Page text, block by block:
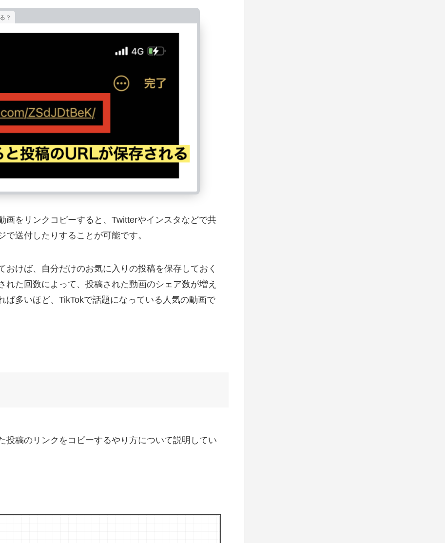
？
画をリンクコピーすると、Twitterやインスタなどで共
送付したりすることが可能です。
けば、自分だけのお気に入りの投稿を保存しておく
れた回数によって、投稿された動画のシェア数が増え
ば多いほど、TikTokで話題になっている人気の動画で
投稿のリンクをコピーするやり方について説明してい